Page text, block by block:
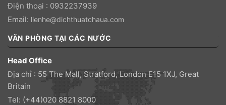
Điện thoại : 0932237939
Email: lienhe@dichthuatchaua.com
VĂN PHÒNG TẠI CÁC NƯỚC
Head Office
Địa chỉ : 55 The Mall, Stratford, London E15 1XJ, Great
Britain
Tel: (+44)020 8821 8000